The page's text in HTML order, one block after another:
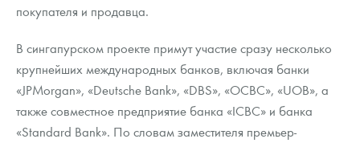
покупателя и продавца.
В сингапурском проекте примут участие сразу несколько
крупнейших международных банков, включая банки
«JPMorgan», «Deutsche Bank», «DBS», «OCBC», «UOB», а
также совместное предприятие банка «ICBC» и банка
«Standard Bank». По словам заместителя премьер-